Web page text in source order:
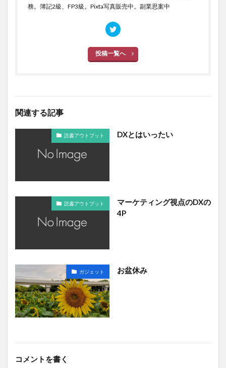
務。簿記2級、FP3級。Pixta写真販売中。副業思案中
投稿一覧へ
関連する記事
読書アウトプット DXとはいったい
読書アウトプット
マーケティング視点のDXの
4P
ガジェット お盆休み
コメントを書く